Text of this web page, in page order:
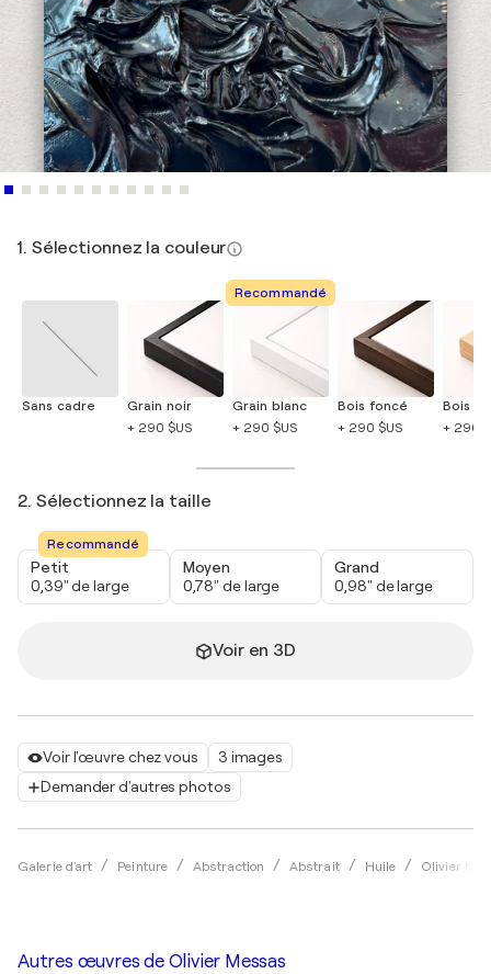
Voir l'œuvre chez vous
3 images
Demander d'autres photos
Galerie d'art Peinture Abstraction Abstrait Huile Olivier
1. Sélectionnez la couleur
Sans cadre
Grain noir
+ 290 $US
Recommandé
Grain blanc
+ 290 $US
Bois foncé
+ 290 $US
Bois
+ 290
2. Sélectionnez la taille
Recommandé
Petit
0,39" de large
Moyen
0,78" de large
Grand
0,98" de large
Voir en 3D
Autres œuvres de Olivier Messas